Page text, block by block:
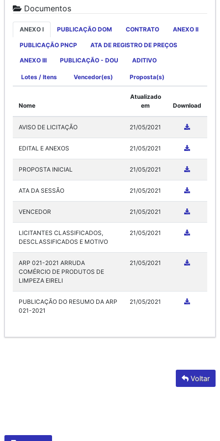
Documentos
ANEXO I PUBLICAÇÃO DOM CONTRATO ANEXO II
PUBLICAÇÃO PNCP ATA DE REGISTRO DE PREÇOS
ANEXO III PUBLICAÇÃO - DOU ADITIVO
Lotes / Itens Vencedor(es) Proposta(s)
Nome
Atualizado
em
Download
AVISO DE LICITAÇÃO 21/05/2021
EDITAL E ANEXOS 21/05/2021
PROPOSTA INICIAL 21/05/2021
ATA DA SESSÃO 21/05/2021
VENCEDOR 21/05/2021
LICITANTES CLASSIFICADOS,
DESCLASSIFICADOS E MOTIVO
21/05/2021
ARP 021-2021 ARRUDA
COMÉRCIO DE PRODUTOS DE
LIMPEZA EIRELI
21/05/2021
PUBLICAÇÃO DO RESUMO DA ARP
021-2021
21/05/2021
Voltar